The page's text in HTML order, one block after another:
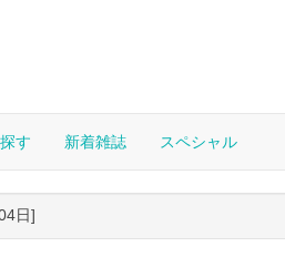
す 新着雑誌 スペシャル
日]